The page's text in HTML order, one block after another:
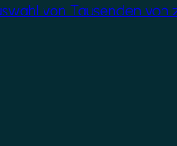
von Tausenden